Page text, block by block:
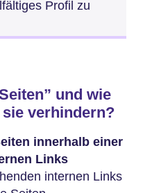
Profil zu
und wie
verhindern?
innerhalb einer
Links
internen Links